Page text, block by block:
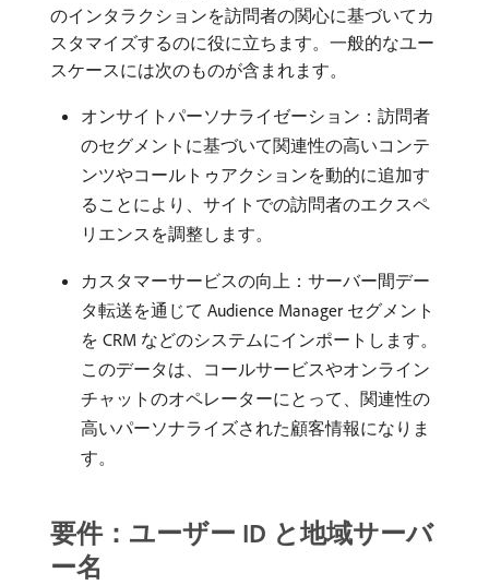
のインタラクションを訪問者の関心に基づいてカ
スタマイズするのに役に立ちます。一般的なユー
スケースには次のものが含まれます。
オンサイトパーソナライゼーション：訪問者
のセグメントに基づいて関連性の高いコンテ
ンツやコールトゥアクションを動的に追加す
ることにより、サイトでの訪問者のエクスペ
リエンスを調整します。
カスタマーサービスの向上：サーバー間デー
タ転送を通じて Audience Manager セグメント
を CRM などのシステムにインポートします。
このデータは、コールサービスやオンライン
チャットのオペレーターにとって、関連性の
高いパーソナライズされた顧客情報になりま
す。
要件：ユーザー ID と地域サーバ
ー名